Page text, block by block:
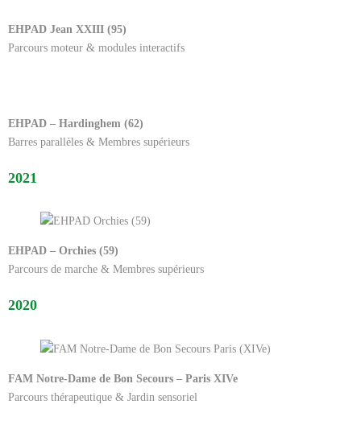
EHPAD Jean XXIII (95)
Parcours moteur & modules interactifs
EHPAD – Hardinghem (62)
Barres parallèles & Membres supérieurs
2021
EHPAD – Orchies (59)
Parcours de marche & Membres supérieurs
2020
FAM Notre-Dame de Bon Secours – Paris XIVe
Parcours thérapeutique & Jardin sensoriel